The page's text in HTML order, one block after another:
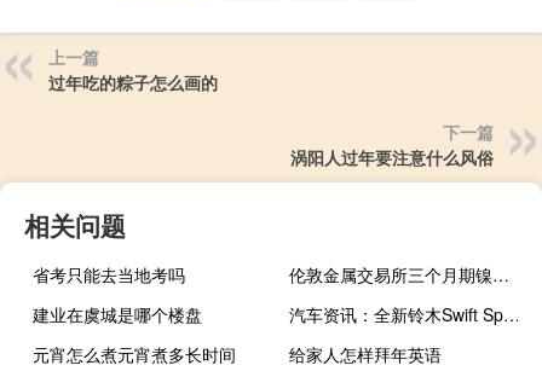
上一篇
过年吃的粽子怎么画的
下一篇
涡阳人过年要注意什么风俗
相关问题
省考只能去当地考吗
伦敦金属交易所三个月期镍价格下跌至每公吨18,550美元为2022年7月以来最低水平
建业在虞城是哪个楼盘
汽车资讯：全新铃木Swift Sport首次亮相 全新涡轮增压四
元宵怎么煮元宵煮多长时间
给家人怎样拜年英语